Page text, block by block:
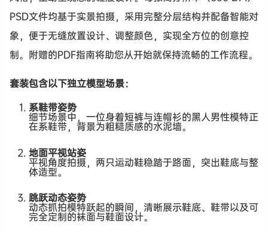
PSD文件均基于实景拍摄，采用完整分层结构并配备智能对
象，便于无缝放置设计、调整颜色，实现全方位的创意控
制。附赠的PDF指南将助您从开始就保持流畅的工作流程。
套装包含以下独立模型场景：
系鞋带姿势
细节场景中，一位身着短裤与连帽衫的黑人男性模特正
在系鞋带，背景为粗糙质感的水泥墙。
地面平视站姿
平视角度拍摄，两只运动鞋稳踏于路面，突出鞋底与整
体造型。
跳跃动态姿势
动态抓拍模特跃起的瞬间，清晰展示鞋底、鞋带以及可
完全定制的袜面与鞋面设计。